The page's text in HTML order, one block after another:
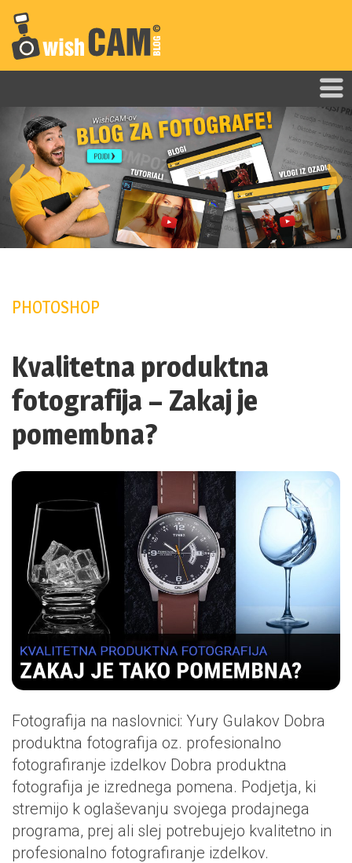
Skip to main content
Prev
ious
Nex
t
PHOTOSHOP
Kvalitetna produktna
fotografija – Zakaj je
pomembna?
Fotografija na naslovnici: Yury Gulakov Dobra
produktna fotografija oz. profesionalno
fotografiranje izdelkov Dobra produktna
fotografija je izrednega pomena. Podjetja, ki
stremijo k oglaševanju svojega prodajnega
programa, prej ali slej potrebujejo kvalitetno in
profesionalno fotografiranje izdelkov.